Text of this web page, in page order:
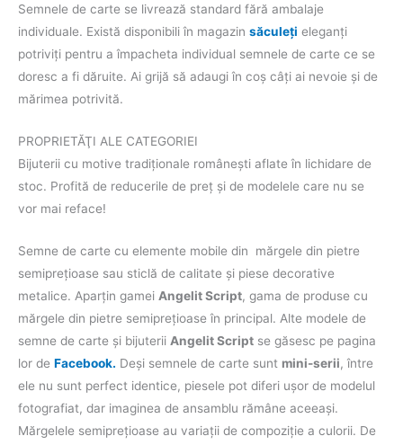
Semnele de carte se livrează standard fără ambalaje
individuale. Există disponibili în magazin săculeţi eleganţi
potriviţi pentru a împacheta individual semnele de carte ce se
doresc a fi dăruite. Ai grijă să adaugi în coş câţi ai nevoie și de
mărimea potrivită.
PROPRIETĂŢI ALE CATEGORIEI
Bijuterii cu motive tradiționale românești aflate în lichidare de
stoc. Profită de reducerile de preț și de modelele care nu se
vor mai reface!
Semne de carte cu elemente mobile din mărgele din pietre
semipreţioase sau sticlă de calitate şi piese decorative
metalice. Aparţin gamei Angelit Script, gama de produse cu
mărgele din pietre semipreţioase în principal. Alte modele de
semne de carte şi bijuterii Angelit Script se găsesc pe pagina
lor de Facebook. Deşi semnele de carte sunt mini-serii, între
ele nu sunt perfect identice, piesele pot diferi uşor de modelul
fotografiat, dar imaginea de ansamblu rămâne aceeaşi.
Mărgelele semipreţioase au variaţii de compoziţie a culorii. De